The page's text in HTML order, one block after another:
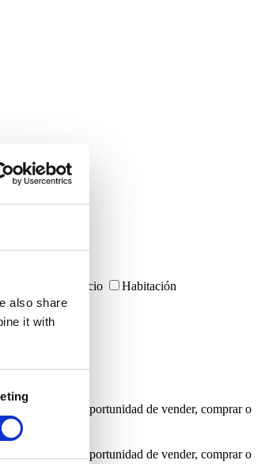
also share
it with
con negocio
Habitación
que surja una oportunidad de vender, comprar o
que surja una oportunidad de vender, comprar o